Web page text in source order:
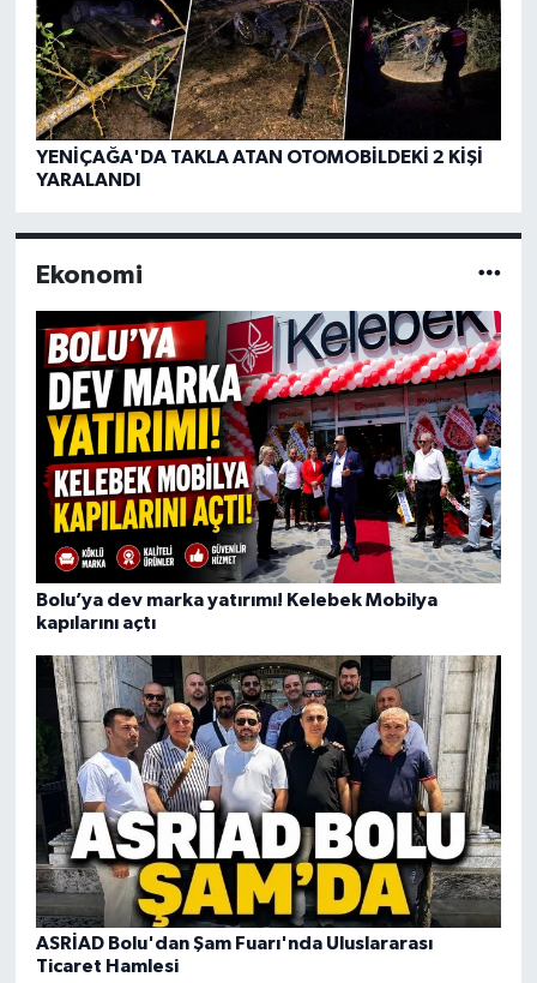
YENİÇAĞA'DA TAKLA ATAN OTOMOBİLDEKİ 2 KİŞİ
YARALANDI
Ekonomi
Bolu’ya dev marka yatırımı! Kelebek Mobilya
kapılarını açtı
ASRİAD Bolu'dan Şam Fuarı'nda Uluslararası
Ticaret Hamlesi